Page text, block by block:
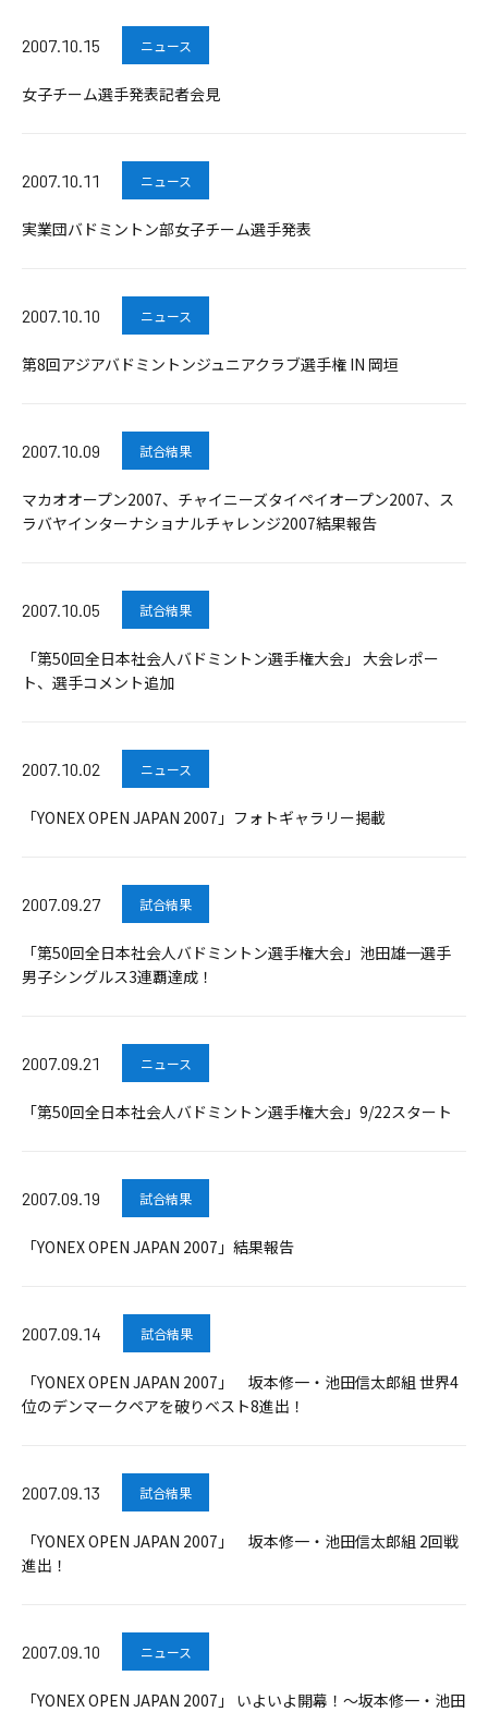
2007.10.15 ニュース
女子チーム選手発表記者会見
2007.10.11 ニュース
実業団バドミントン部女子チーム選手発表
2007.10.10 ニュース
第8回アジアバドミントンジュニアクラブ選手権 IN 岡垣
2007.10.09 試合結果
マカオオープン2007、チャイニーズタイペイオープン2007、ス
ラバヤインターナショナルチャレンジ2007結果報告
2007.10.05 試合結果
「第50回全日本社会人バドミントン選手権大会」 大会レポー
ト、選手コメント追加
2007.10.02 ニュース
「YONEX OPEN JAPAN 2007」フォトギャラリー掲載
2007.09.27 試合結果
「第50回全日本社会人バドミントン選手権大会」池田雄一選手
男子シングルス3連覇達成！
2007.09.21 ニュース
「第50回全日本社会人バドミントン選手権大会」9/22スタート
2007.09.19 試合結果
「YONEX OPEN JAPAN 2007」結果報告
2007.09.14 試合結果
「YONEX OPEN JAPAN 2007」 坂本修一・池田信太郎組 世界4
位のデンマークペアを破りベスト8進出！
2007.09.13 試合結果
「YONEX OPEN JAPAN 2007」 坂本修一・池田信太郎組 2回戦
進出！
2007.09.10 ニュース
「YONEX OPEN JAPAN 2007」 いよいよ開幕！～坂本修一・池田